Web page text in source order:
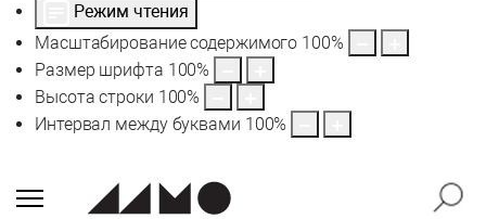
Режим чтения
Масштабирование содержимого 100%
Размер шрифта 100%
Высота строки 100%
Интервал между буквами 100%